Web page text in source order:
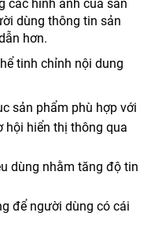
các hình ảnh của sản
dùng thông tin sản
hơn.
tinh chỉnh nội dung
sản phẩm phù hợp với
hội hiển thị thông qua
dùng nhằm tăng độ tin
để người dùng có cái